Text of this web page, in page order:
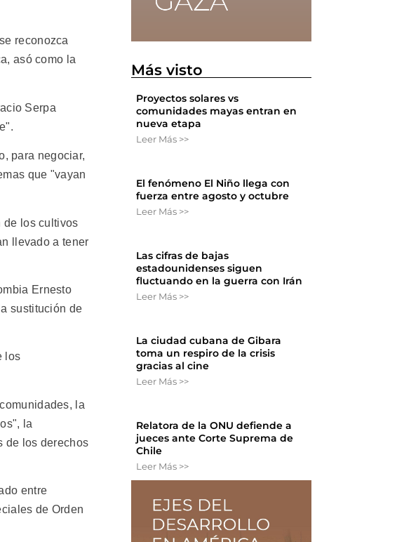
reconozca
asó como la
Serpa
para negociar,
que "vayan
de los cultivos
llevado a tener
Ernesto
sustitución de
los
la
la
de los derechos
entre
de Orden
Más visto
Proyectos solares vs
comunidades mayas entran en
nueva etapa
Leer Más >>
El fenómeno El Niño llega con
fuerza entre agosto y octubre
Leer Más >>
Las cifras de bajas
estadounidenses siguen
fluctuando en la guerra con Irán
Leer Más >>
La ciudad cubana de Gibara
toma un respiro de la crisis
gracias al cine
Leer Más >>
Relatora de la ONU defiende a
jueces ante Corte Suprema de
Chile
Leer Más >>